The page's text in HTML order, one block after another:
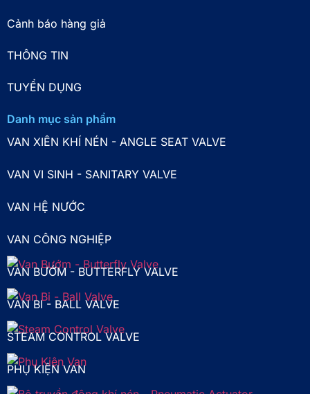
Cảnh báo hàng giả
THÔNG TIN
TUYỂN DỤNG
Danh mục sản phẩm
VAN XIÊN KHÍ NÉN - ANGLE SEAT VALVE
VAN VI SINH - SANITARY VALVE
VAN HỆ NƯỚC
VAN CÔNG NGHIỆP
VAN BƯỚM - BUTTERFLY VALVE
VAN BI - BALL VALVE
STEAM CONTROL VALVE
PHỤ KIỆN VAN